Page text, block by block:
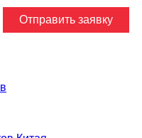
Отправить заявку